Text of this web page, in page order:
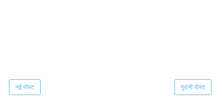
नई पोस्ट पुरानी पोस्ट